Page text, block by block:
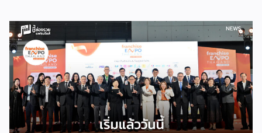
2026 ให้แก่ผู้ประกอบธุรกิจแฟรนไชส์ที่อยู่ในการส่งเสริมสนับสนุน
ของกรมฯ นายพูนพงษ์ นัยนาภากรณ์ อธิบดีกรมพัฒนาธุรกิจ
การค้า กระทรวงพาณิชย์ เปิดเผยภายหลังเป็นประธานเปิดงาน
“งานแฟรนไชส์ เอ็กซ์โป ไทยแลนด์ บาย สมาร์ท เอสเอ็มอี เอ็กซ์
โป (Franchise Expo Thailand by Smart SME Expo)” ซึ่ง
เป็นงานแสดงธุรกิจแฟรนไชส์ชั้นนำที่จัดขึ้นโดย บริษัท พีเอ็มจี
คอร์ปอเรชัน จำกัด เพื่อยกระดับศักยภาพของผู้ประกอบการและ
เจ้าของธุรกิจที่ต้องการขยายกิจการผ่านระบบแฟรนไชส์ […]